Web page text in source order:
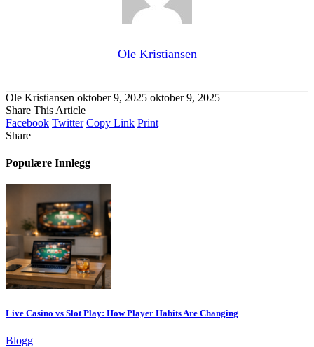
Ole Kristiansen
Ole Kristiansen oktober 9, 2025 oktober 9, 2025
Share This Article
Facebook Twitter Copy Link Print
Share
Populære Innlegg
Live Casino vs Slot Play: How Player Habits Are Changing
Blogg